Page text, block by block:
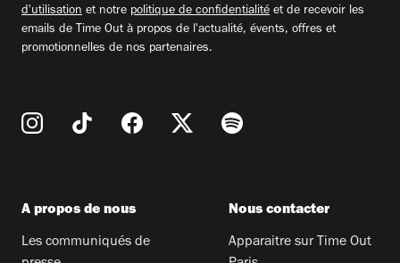
d'utilisation et notre politique de confidentialité et de recevoir les
emails de Time Out à propos de l'actualité, évents, offres et
promotionnelles de nos partenaires.
A propos de nous
Les communiqués de
Nous contacter
Apparaitre sur Time Out